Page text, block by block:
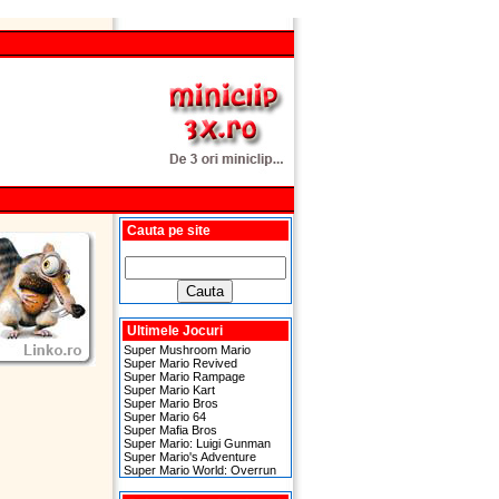
Cauta pe site
Ultimele Jocuri
Super Mushroom Mario
Super Mario Revived
Super Mario Rampage
Super Mario Kart
Super Mario Bros
Super Mario 64
Super Mafia Bros
Super Mario: Luigi Gunman
Super Mario's Adventure
Super Mario World: Overrun